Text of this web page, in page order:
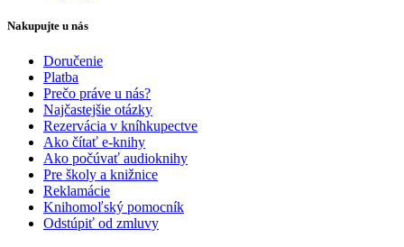
Nakupujte u nás
Doručenie
Platba
Prečo práve u nás?
Najčastejšie otázky
Rezervácia v kníhkupectve
Ako čítať e-knihy
Ako počúvať audioknihy
Pre školy a knižnice
Reklamácie
Knihomoľský pomocník
Odstúpiť od zmluvy